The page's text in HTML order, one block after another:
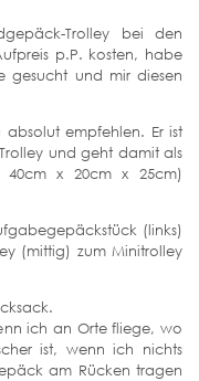
Trolley bei den
p.P. kosten, habe
gesucht und mir diesen
empfehlen. Er ist
und geht damit als
40cm x 20cm x 25cm)
(links)
(mittig) zum Minitrolley
ich an Orte fliege, wo
ist, wenn ich nichts
am Rücken tragen